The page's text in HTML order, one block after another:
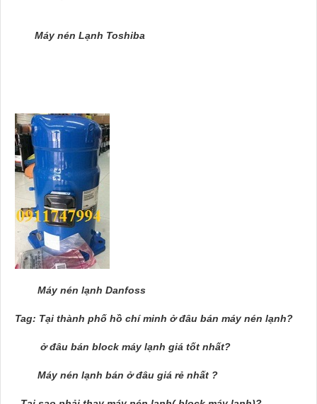
Máy nén Lạnh Toshiba
Máy nén lạnh Danfoss
Tag: Tại thành phố hồ chí minh ở đâu bán máy nén lạnh?
ở đâu bán block máy lạnh giá tốt nhất?
Máy nén lạnh bán ở đâu giá rẻ nhất ?